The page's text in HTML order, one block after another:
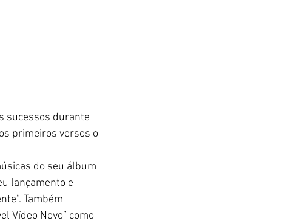
sucessos durante
primeiros versos o
do seu álbum
lançamento e
Também
Vídeo Novo” como